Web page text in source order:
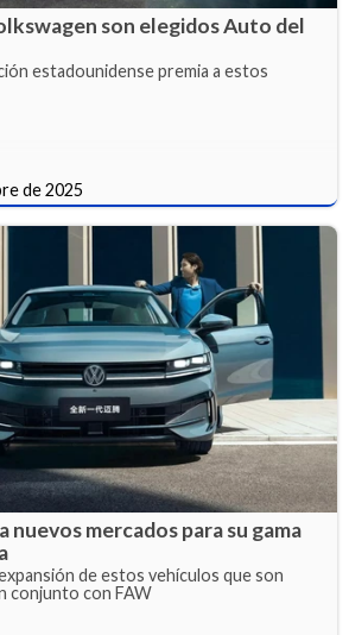
son elegidos Auto del
estadounidense premia a estos
de 2025
nuevos mercados para su gama
de estos vehículos que son
conjunto con FAW